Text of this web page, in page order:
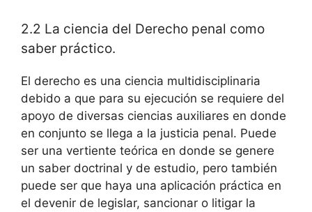
2.2 La ciencia del Derecho penal como
saber práctico.
El derecho es una ciencia multidisciplinaria
debido a que para su ejecución se requiere del
apoyo de diversas ciencias auxiliares en donde
en conjunto se llega a la justicia penal. Puede
ser una vertiente teórica en donde se genere
un saber doctrinal y de estudio, pero también
puede ser que haya una aplicación práctica en
el devenir de legislar, sancionar o litigar la